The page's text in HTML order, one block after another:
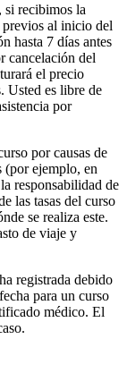
si recibimos la
al inicio del
hasta 7 días antes
cancelación del
el precio
Usted es libre de
por
por causas de
(por ejemplo, en
responsabilidad de
las tasas del curso
se realiza este.
de viaje y
registrada debido
para un curso
médico. El